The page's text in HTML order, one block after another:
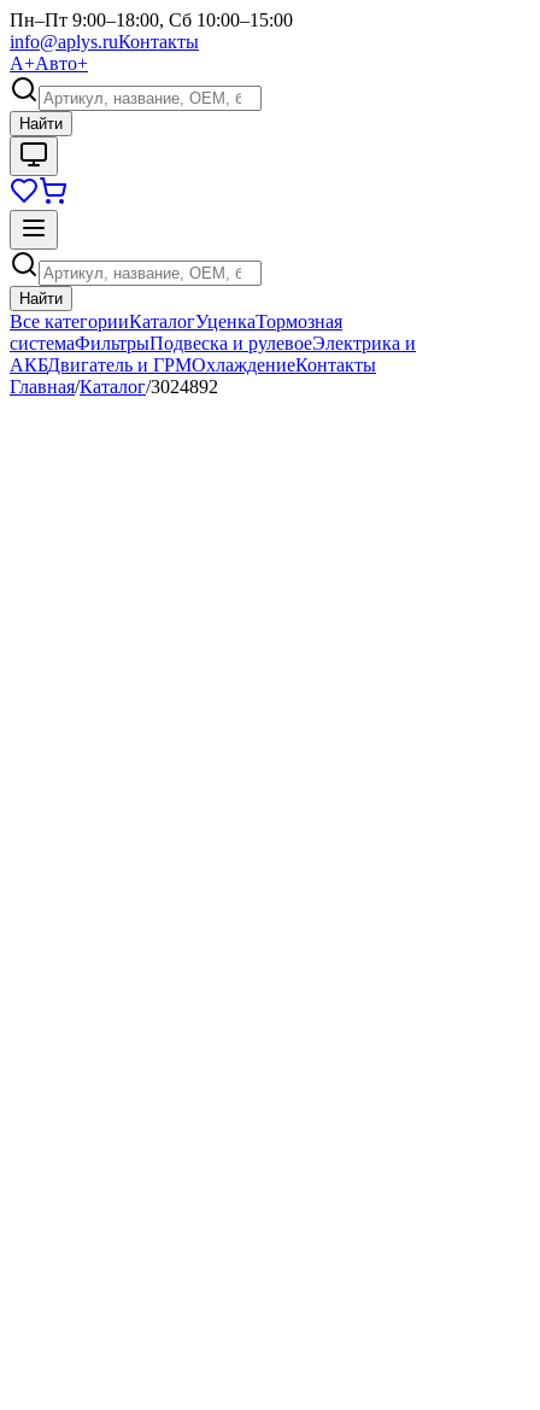
Пн–Пт 9:00–18:00, Сб 10:00–15:00
info@aplys.ruКонтакты
А+Авто+
Найти
Найти
Все категорииКаталогУценкаТормозная
системаФильтрыПодвеска и рулевоеЭлектрика и
АКБДвигатель и ГРМОхлаждениеКонтакты
Главная/Каталог/3024892